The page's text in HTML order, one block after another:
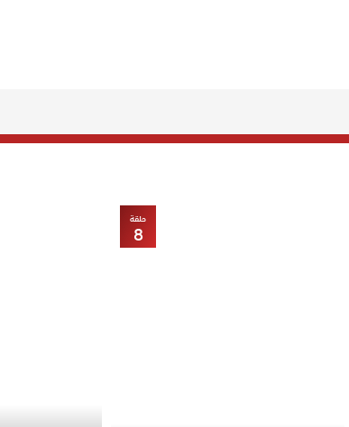
حلقة
8